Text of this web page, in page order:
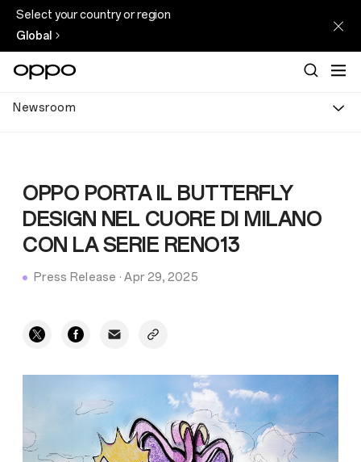
Select your country or region
Global
Newsroom
OPPO PORTA IL BUTTERFLY
DESIGN NEL CUORE DI MILANO
CON LA SERIE RENO13
Press Release ·Apr 29, 2025